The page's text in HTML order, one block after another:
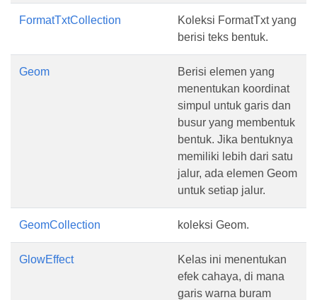
FormatTxtCollection
Koleksi FormatTxt yang
berisi teks bentuk.
Geom
Berisi elemen yang
menentukan koordinat
simpul untuk garis dan
busur yang membentuk
bentuk. Jika bentuknya
memiliki lebih dari satu
jalur, ada elemen Geom
untuk setiap jalur.
GeomCollection koleksi Geom.
GlowEffect
Kelas ini menentukan
efek cahaya, di mana
garis warna buram